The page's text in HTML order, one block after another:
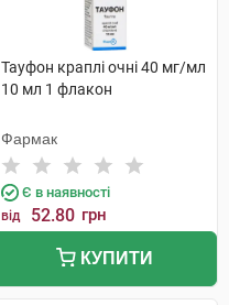
Тауфон краплі очні 40 мг/мл
10 мл 1 флакон
Фармак
Є в наявності
від 52.80 грн
КУПИТИ